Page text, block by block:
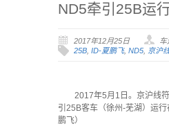
ND5牵引25B运
2017年12月25日
车
25B, ID-夏鹏飞, ND5, 京沪
2017年5月1日。京沪线
引25B客车（徐州-芜湖）运
鹏飞）